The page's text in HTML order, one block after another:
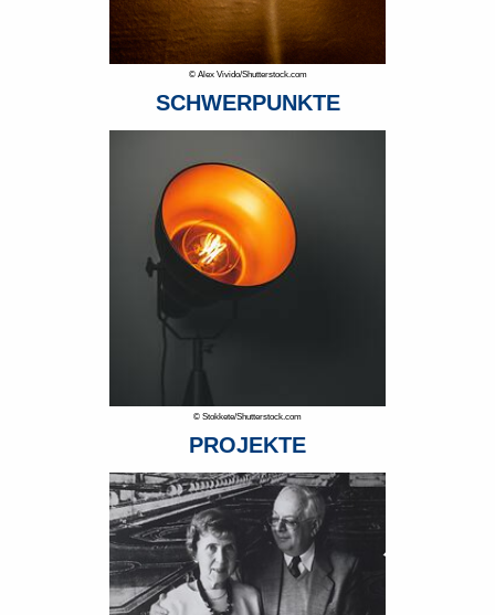
© Alex Vivido/Shutterstock.com
SCHWERPUNKTE
© Stokkete/Shutterstock.com
PROJEKTE